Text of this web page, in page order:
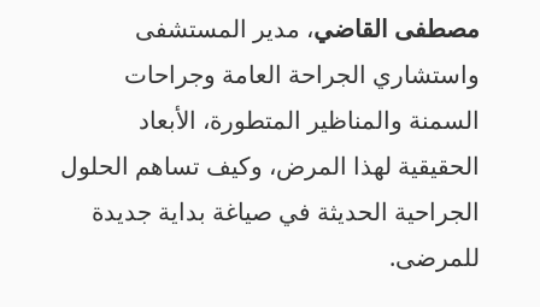
مصطفى القاضي، مدير المستشفى
واستشاري الجراحة العامة وجراحات
السمنة والمناظير المتطورة، الأبعاد
الحقيقية لهذا المرض، وكيف تساهم الحلول
الجراحية الحديثة في صياغة بداية جديدة
للمرضى.